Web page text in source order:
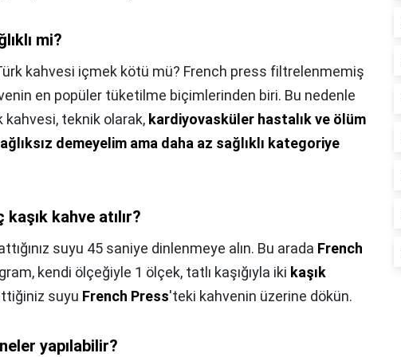
mi?
kahvesi içmek kötü mü? French press filtrelenmemiş
en popüler tüketilme biçimlerinden biri. Bu nedenle
kahvesi, teknik olarak, kardiyovasküler hastalık ve ölüm
demeyelim ama daha az sağlıklı kategoriye
kahve atılır?
suyu 45 saniye dinlenmeye alın. Bu arada French
kendi ölçeğiyle 1 ölçek, tatlı kaşığıyla iki kaşık
suyu French Press'teki kahvenin üzerine dökün.
yapılabilir?